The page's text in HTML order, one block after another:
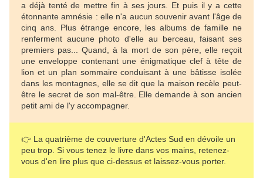
a déjà tenté de mettre fin à ses jours. Et puis il y a cette
étonnante amnésie : elle n'a aucun souvenir avant l'âge de
cinq ans. Plus étrange encore, les albums de famille ne
renferment aucune photo d'elle au berceau, faisant ses
premiers pas... Quand, à la mort de son père, elle reçoit
une enveloppe contenant une énigmatique clef à tête de
lion et un plan sommaire conduisant à une bâtisse isolée
dans les montagnes, elle se dit que la maison recèle peut-
être le secret de son mal-être. Elle demande à son ancien
petit ami de l'y accompagner.
👉 La quatrième de couverture d'Actes Sud en dévoile un
peu trop. Si vous tenez le livre dans vos mains, retenez-
vous d'en lire plus que ci-dessus et laissez-vous porter.